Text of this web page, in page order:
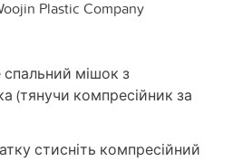
Plastic Company
мішок з
(тянучи компресійник за
стисніть компресійний